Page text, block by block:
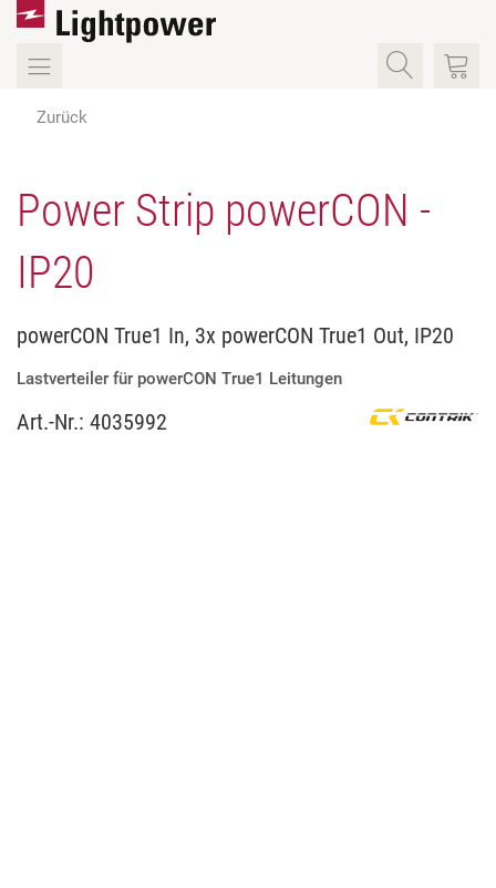
Zurück
Power Strip powerCON -
IP20
powerCON True1 In, 3x powerCON True1 Out, IP20
Lastverteiler für powerCON True1 Leitungen
Art.-Nr.: 4035992